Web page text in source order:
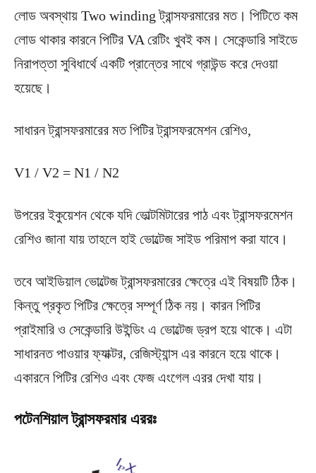
লোড অবস্থায় Two winding ট্রান্সফরমারের মত। পিটিতে কম
লোড থাকার কারনে পিটির VA রেটিং খুবই কম। সেকেন্ডারি সাইডে
নিরাপত্তা সুবিধার্থে একটি প্রান্তের সাথে গ্রাউন্ড করে দেওয়া
হয়েছে।
সাধারন ট্রান্সফরমারের মত পিটির ট্রান্সফরমেশন রেশিও,
V1 / V2 = N1 / N2
উপরের ইকুয়েশন থেকে যদি ভোল্টমিটারের পাঠ এবং ট্রান্সফরমেশন
রেশিও জানা যায় তাহলে হাই ভোল্টেজ সাইড পরিমাপ করা যাবে।
তবে আইডিয়াল ভোল্টেজ ট্রান্সফরমারের ক্ষেত্রে এই বিষয়টি ঠিক।
কিন্তু প্রকৃত পিটির ক্ষেত্রে সম্পূর্ণ ঠিক নয়। কারন পিটির
প্রাইমারি ও সেকেন্ডারি উইন্ডিং এ ভোল্টেজ ড্রপ হয়ে থাকে। এটা
সাধারনত পাওয়ার ফ্যাক্টর, রেজিস্ট্যান্স এর কারনে হয়ে থাকে।
একারনে পিটির রেশিও এবং ফেজ এংগেল এরর দেখা যায়।
পটেনশিয়াল ট্রান্সফরমার এররঃ